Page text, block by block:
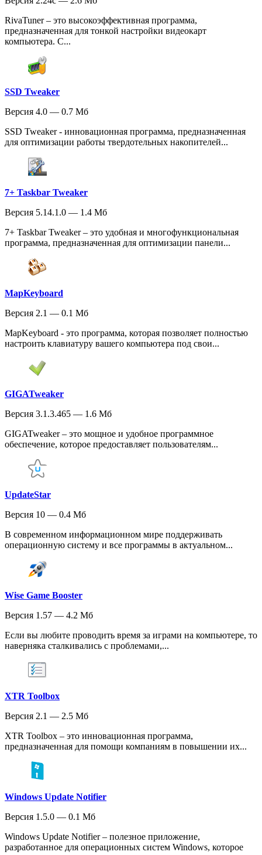
RivaTuner – это высокоэффективная программа,
предназначенная для тонкой настройки видеокарт
компьютера. С...
SSD Tweaker
Версия 4.0 — 0.7 Мб
SSD Tweaker - инновационная программа, предназначенная
для оптимизации работы твердотельных накопителей...
7+ Taskbar Tweaker
Версия 5.14.1.0 — 1.4 Мб
7+ Taskbar Tweaker – это удобная и многофункциональная
программа, предназначенная для оптимизации панели...
MapKeyboard
Версия 2.1 — 0.1 Мб
MapKeyboard - это программа, которая позволяет полностью
настроить клавиатуру вашего компьютера под свои...
GIGATweaker
Версия 3.1.3.465 — 1.6 Мб
GIGATweaker – это мощное и удобное программное
обеспечение, которое предоставляет пользователям...
UpdateStar
Версия 10 — 0.4 Мб
В современном информационном мире поддерживать
операционную систему и все программы в актуальном...
Wise Game Booster
Версия 1.57 — 4.2 Мб
Если вы любите проводить время за играми на компьютере, то
наверняка сталкивались с проблемами,...
XTR Toolbox
Версия 2.1 — 2.5 Мб
XTR Toolbox – это инновационная программа,
предназначенная для помощи компаниям в повышении их...
Windows Update Notifier
Версия 1.5.0 — 0.1 Мб
Windows Update Notifier – полезное приложение,
разработанное для операционных систем Windows, которое